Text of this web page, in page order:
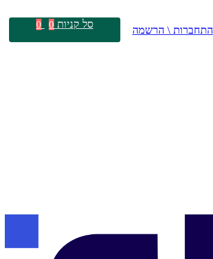
התחברות \ הרשמה סל קניות 0
0